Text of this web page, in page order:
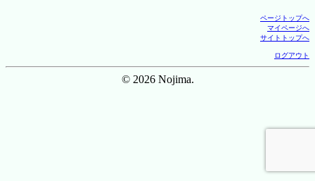
ページトップへ
マイページへ
サイトトップへ
ログアウト
© 2026 Nojima.